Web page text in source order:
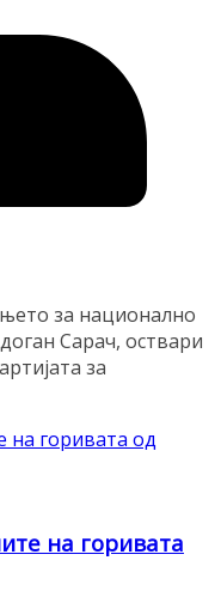
за национално
Сарач, оствари
за
на горивата